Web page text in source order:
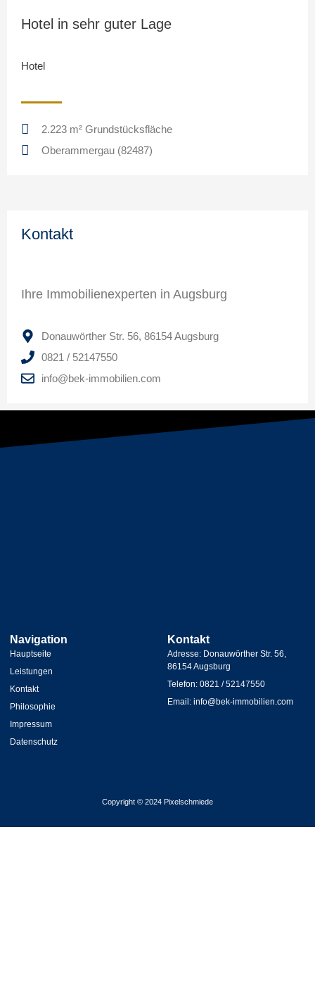
Hotel in sehr guter Lage
Hotel
2.223 m² Grundstücksfläche
Oberammergau (82487)
Kontakt
Ihre Immobilienexperten in Augsburg
Donauwörther Str. 56, 86154 Augsburg
0821 / 52147550
info@bek-immobilien.com
Navigation
Hauptseite
Leistungen
Kontakt
Philosophie
Impressum
Datenschutz
Kontakt
Adresse: Donauwörther Str. 56,
86154 Augsburg
Telefon: 0821 / 52147550
Email: info@bek-immobilien.com
Copyright © 2024 Pixelschmiede